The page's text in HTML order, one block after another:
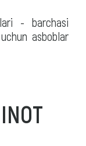
- barchasi
asboblar